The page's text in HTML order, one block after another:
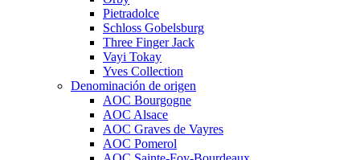
Pietradolce
Schloss Gobelsburg
Three Finger Jack
Vayi Tokay
Yves Collection
Denominación de origen
AOC Bourgogne
AOC Alsace
AOC Graves de Vayres
AOC Pomerol